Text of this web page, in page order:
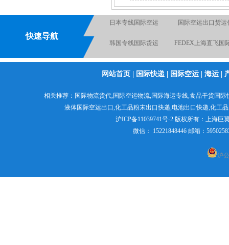
快速导航
液体国际货运出口 韩国专线国际货
国际海运专线 电池国际快递出
国际物流空运到英国德国 化工品国际快
递出口
食品出口国际货运 日本专线国际空
网站首页 国际快递 国际空运 海运
相关推荐： 国际物流货代,国际空运物流,国际海运专线,食品干货国际
液体国际空运出口,化工品粉末出口快递,电池出口快递,化工
沪ICP备11039741号-2 版权所有： 上海巨
微信： 15221848446 邮箱：
沪